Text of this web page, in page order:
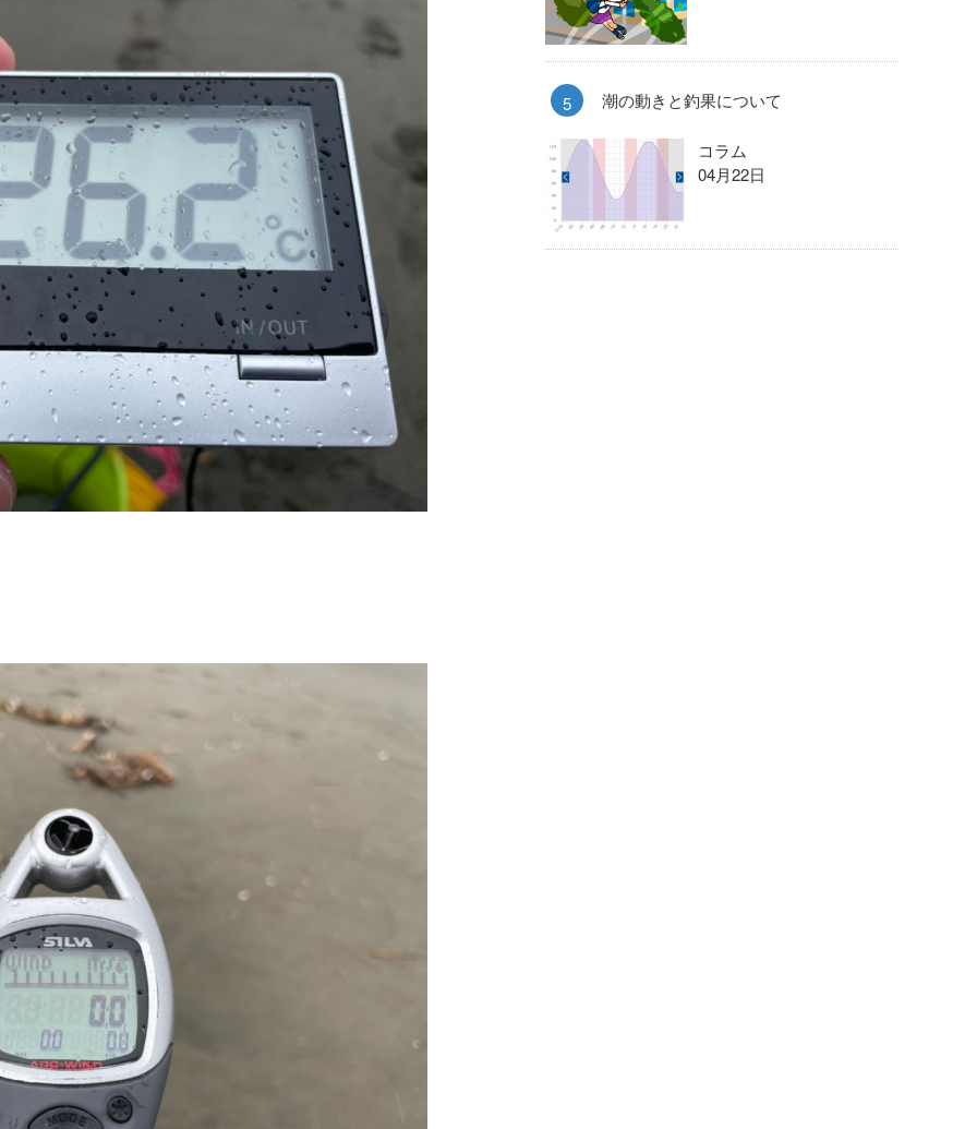
潮の動きと釣果について
コラム
04月22日